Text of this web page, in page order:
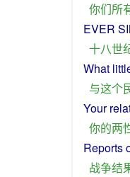
你们所
EVER
十八世
What
与这个
Your
你的两
Reports
战争结